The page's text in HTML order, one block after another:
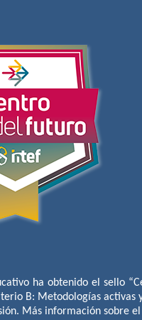
ha obtenido el sello
B: Metodologías
Más información sobre